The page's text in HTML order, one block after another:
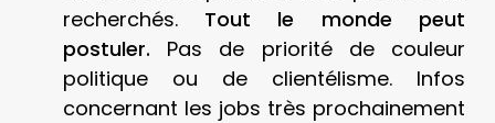
recherchés. Tout le monde peut
postuler. Pas de priorité de couleur
politique ou de clientélisme. Infos
concernant les jobs très prochainement